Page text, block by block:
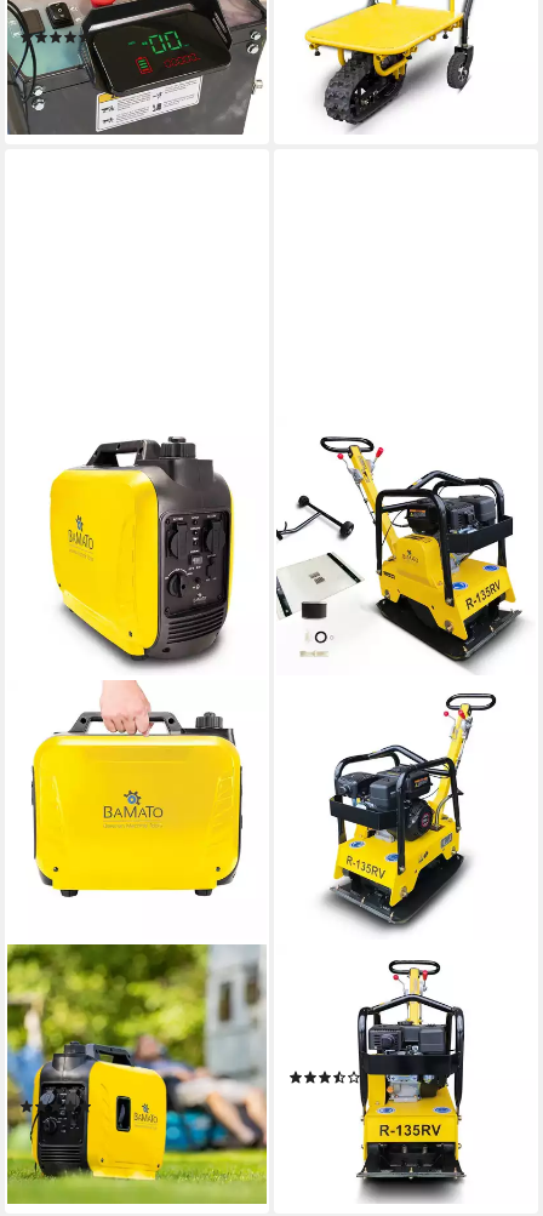
Schubkarre, Motorschubkarre
(3)
1.999,00 € UVP2.299,00 €
-13%
lieferbar - in 2-3 Werktagen bei dir
849,00 € UVP899,00 €
-6%
lieferbar - in 2-3 Werktagen bei dir
BAMATO
Stromerzeuger BGE-2000I, 2
in kW, (1-tlg), Inverter
Stromgenerator,
Transportgriff, geräuscharm
319,00 € UVP799,00 €
-60%
lieferbar - in 2-3 Werktagen bei dir
Rüttelplatte R-135RV, max.
4300 vpm, 3-tlg., inklusive
Gummimatte und Fahrwerk
(3)
999,00 € UVP1.299,00 €
lieferbar - in 2-3 Werktagen bei dir